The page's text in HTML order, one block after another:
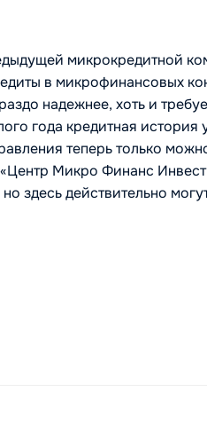
микрокредитной
в микрофинансовых
надежнее, хоть и
года кредитная история
теперь только
Микро Финанс
здесь действительно